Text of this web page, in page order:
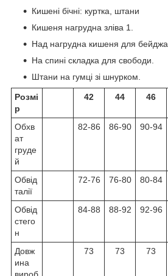
Кишені бічні: куртка, штани
Кишеня нагрудна зліва 1.
Над нагрудна кишеня для бейджа.
На спині складка для свободи.
Штани на гумці зі шнурком.
Розмі
р
42 44 46
Обхв
ат
груде
й
82-86 86-90 90-94
Обвід
талії
72-76 76-80 80-84
Обвід
стего
н
84-88 88-92 92-96
Довж
ина
вироб
73 73 73